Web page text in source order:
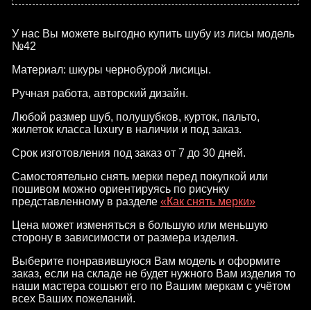
У нас Вы можете выгодно купить шубу из лисы модель
№42
Материал: шкуры чернобурой лисицы.
Ручная работа, авторский дизайн.
Любой размер шуб, полушубков, курток, пальто,
жилеток класса luxury в наличии и под заказ.
Срок изготовления под заказ от 7 до 30 дней.
Самостоятельно снять мерки перед покупкой или
пошивом можно ориентируясь по рисунку
представленному в разделе «Как снять мерки»
Цена может изменяться в большую или меньшую
сторону в зависимости от размера изделия.
Выберите понравившуюся Вам модель и оформите
заказ, если на складе не будет нужного Вам изделия то
наши мастера сошьют его по Вашим меркам с учётом
всех Ваших пожеланий.